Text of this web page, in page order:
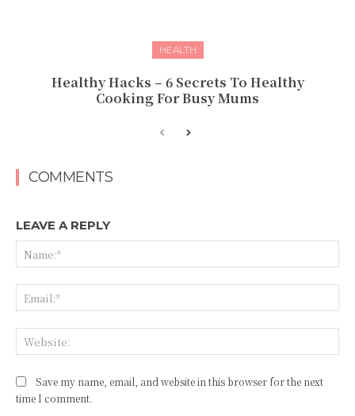
HEALTH
Healthy Hacks – 6 Secrets To Healthy
Cooking For Busy Mums
COMMENTS
LEAVE A REPLY
Save my name, email, and website in this browser for the next
time I comment.